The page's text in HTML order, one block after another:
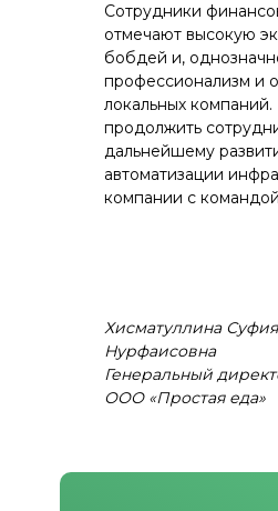
отчете отражается
разрезе дат
инкубацию с
количества и
закладке на начало
Перекладка яйца
шкаф
выводные, с учетом
яйца.
инкубаторе
Сотрудники
отмечают высокую
бобдей и,
профессионализм и
локальных
продолжить
дальнейшему
автоматизации
компании с
Хисматуллина Суфия
Нурфаисовна​
Генеральный
ООО «Простая еда»